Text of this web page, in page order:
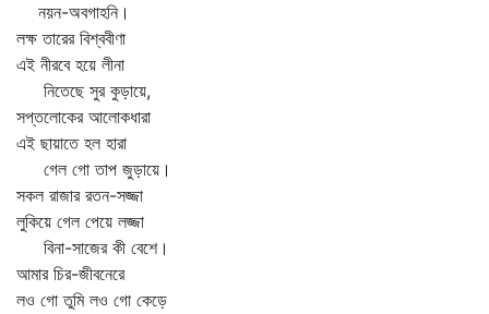
নয়ন-অবগাহনি।
লক্ষ তারের বিশ্ববীণা
এই নীরবে হয়ে লীনা
নিতেছে সুর কুড়ায়ে,
সপ্তলোকের আলোকধারা
এই ছায়াতে হল হারা
গেল গো তাপ জুড়ায়ে।
সকল রাজার রতন-সজ্জা
লুকিয়ে গেল পেয়ে লজ্জা
বিনা-সাজের কী বেশে।
আমার চির-জীবনেরে
লও গো তুমি লও গো কেড়ে